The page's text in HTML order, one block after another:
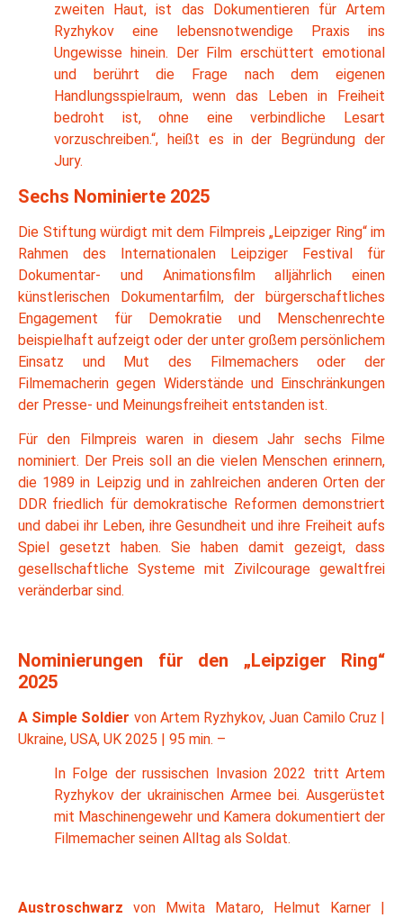
zweiten Haut, ist das Dokumentieren für Artem
Ryzhykov eine lebensnotwendige Praxis ins
Ungewisse hinein. Der Film erschüttert emotional
und berührt die Frage nach dem eigenen
Handlungsspielraum, wenn das Leben in Freiheit
bedroht ist, ohne eine verbindliche Lesart
vorzuschreiben.“, heißt es in der Begründung der
Jury.
Sechs Nominierte 2025
Die Stiftung würdigt mit dem Filmpreis „Leipziger Ring“ im
Rahmen des Internationalen Leipziger Festival für
Dokumentar- und Animationsfilm alljährlich einen
künstlerischen Dokumentarfilm, der bürgerschaftliches
Engagement für Demokratie und Menschenrechte
beispielhaft aufzeigt oder der unter großem persönlichem
Einsatz und Mut des Filmemachers oder der
Filmemacherin gegen Widerstände und Einschränkungen
der Presse- und Meinungsfreiheit entstanden ist.
Für den Filmpreis waren in diesem Jahr sechs Filme
nominiert. Der Preis soll an die vielen Menschen erinnern,
die 1989 in Leipzig und in zahlreichen anderen Orten der
DDR friedlich für demokratische Reformen demonstriert
und dabei ihr Leben, ihre Gesundheit und ihre Freiheit aufs
Spiel gesetzt haben. Sie haben damit gezeigt, dass
gesellschaftliche Systeme mit Zivilcourage gewaltfrei
veränderbar sind.
Nominierungen für den „Leipziger Ring“
2025
A Simple Soldier von Artem Ryzhykov, Juan Camilo Cruz |
Ukraine, USA, UK 2025 | 95 min. –
In Folge der russischen Invasion 2022 tritt Artem
Ryzhykov der ukrainischen Armee bei. Ausgerüstet
mit Maschinengewehr und Kamera dokumentiert der
Filmemacher seinen Alltag als Soldat.
Austroschwarz von Mwita Mataro, Helmut Karner |